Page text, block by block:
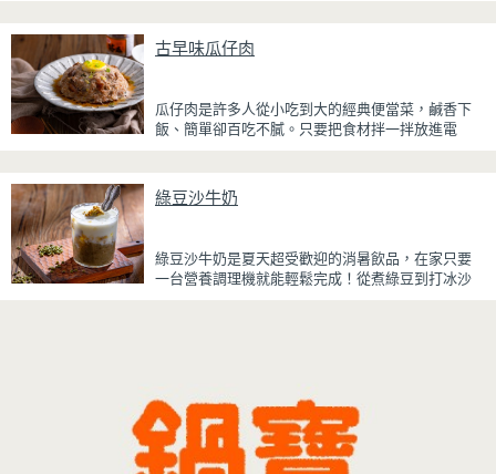
厚重，搭配帶微苦茶香的抹茶與香氣濃郁的黃豆
粉，甜而不膩，層次更加豐富。
吃到淡淡的茶香。相較於傳統提拉米蘇，這款更清
爽、更低負擔，無論是下午茶、飯後甜點，或是正
古早味瓜仔肉
瓜仔肉是許多人從小吃到大的經典便當菜，鹹香下
飯、簡單卻百吃不膩。只要把食材拌一拌放進電
蒸好的瓜仔肉鮮嫩多汁，絞肉吸飽脆瓜醬汁的甘甜
滿濃濃古早味，帶便當、配稀飯、配白飯都好吃，
讓人忍不住多扒好幾口飯，是一道簡單又美味的經
綠豆沙牛奶
綠豆沙牛奶是夏天超受歡迎的消暑飲品，在家只要
一台營養調理機就能輕鬆完成！從煮綠豆到打冰沙
炎夏日一定要喝一杯！